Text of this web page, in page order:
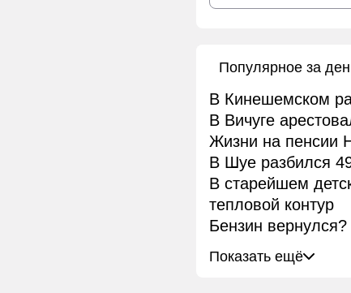
Популярное за
В Кинешемском
В Вичуге
Жизни на пенсии
В Шуе разбился
В старейшем
тепловой контур
Бензин
Показать ещё